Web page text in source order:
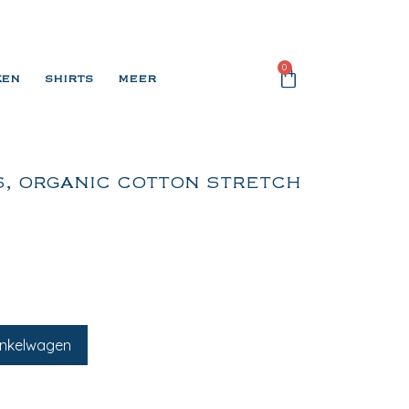
SHIRTS MEER
0
ORGANIC COTTON STRETCH